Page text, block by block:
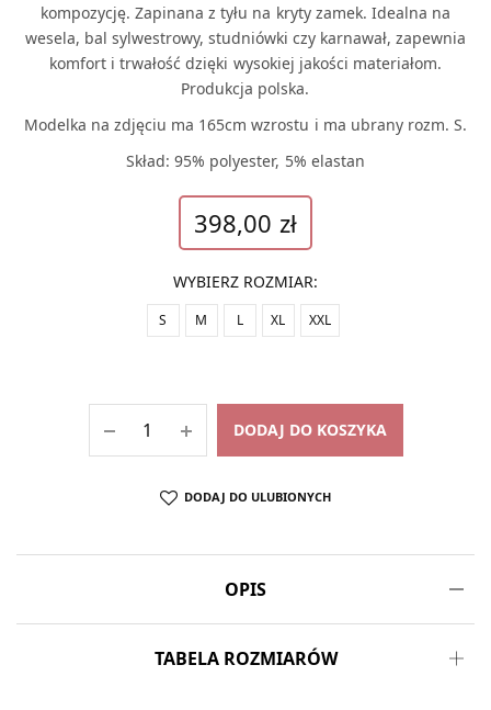
kompozycję. Zapinana z tyłu na kryty zamek. Idealna na
wesela, bal sylwestrowy, studniówki czy karnawał, zapewnia
komfort i trwałość dzięki wysokiej jakości materiałom.
Produkcja polska.
Modelka na zdjęciu ma 165cm wzrostu i ma ubrany rozm. S.
Skład: 95% polyester, 5% elastan
398,00 zł
WYBIERZ ROZMIAR:
S M L XL XXL
DODAJ DO KOSZYKA
DODAJ DO ULUBIONYCH
OPIS
TABELA ROZMIARÓW